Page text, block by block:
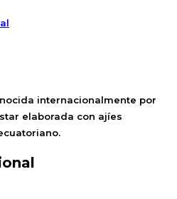
internacionalmente por
elaborada con ajíes